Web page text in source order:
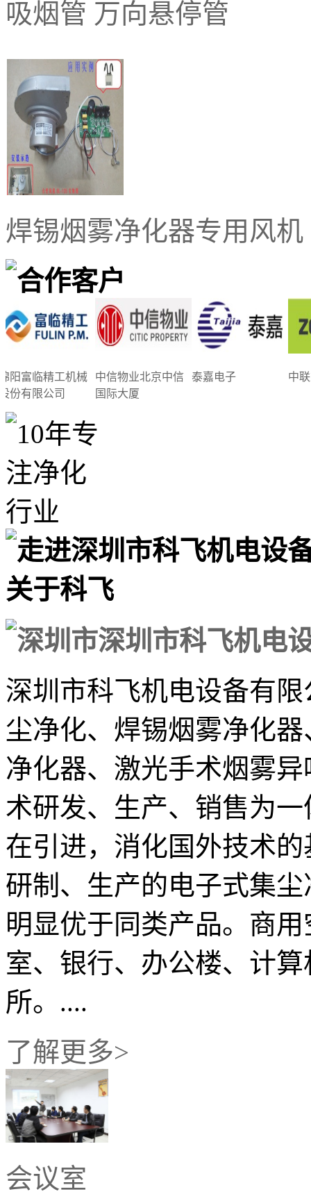
吸烟管 万向悬停管
焊锡烟雾净化器专用风机
阳富临精工机械
份有限公司
中信物业北京中信
国际大厦
泰嘉电子 中
关于科飞
深圳市科飞机电设备有
尘净化、焊锡烟雾净化
净化器、激光手术烟雾
术研发、生产、销售为
在引进，消化国外技术
研制、生产的电子式集
明显优于同类产品。商
室、银行、办公楼、计
所。....
了解更多>
会议室